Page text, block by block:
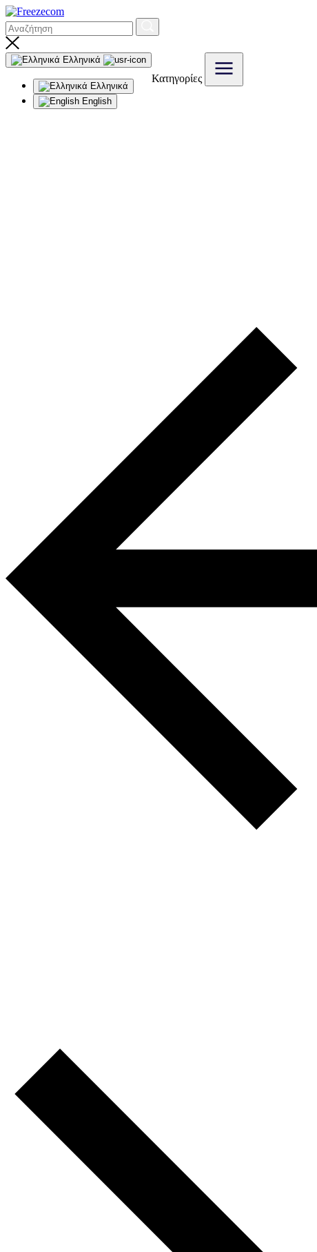
Ελληνικά
Ελληνικά
English
Κατηγορίες